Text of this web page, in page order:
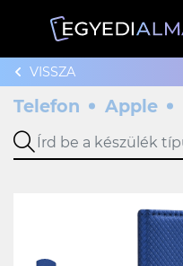
VISSZA
Telefon Apple